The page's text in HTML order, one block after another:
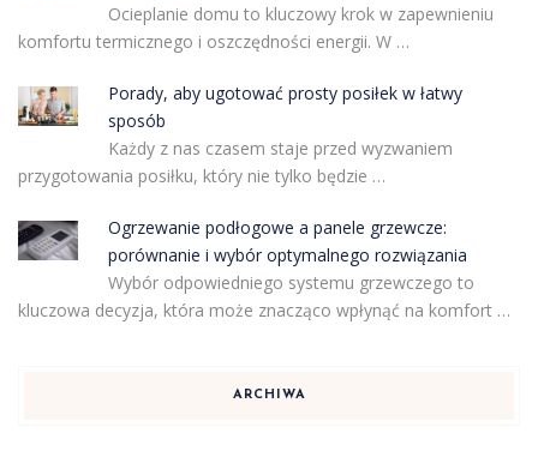
Ocieplanie domu to kluczowy krok w zapewnieniu
komfortu termicznego i oszczędności energii. W …
Porady, aby ugotować prosty posiłek w łatwy
sposób
Każdy z nas czasem staje przed wyzwaniem
przygotowania posiłku, który nie tylko będzie …
Ogrzewanie podłogowe a panele grzewcze:
porównanie i wybór optymalnego rozwiązania
Wybór odpowiedniego systemu grzewczego to
kluczowa decyzja, która może znacząco wpłynąć na komfort …
ARCHIWA